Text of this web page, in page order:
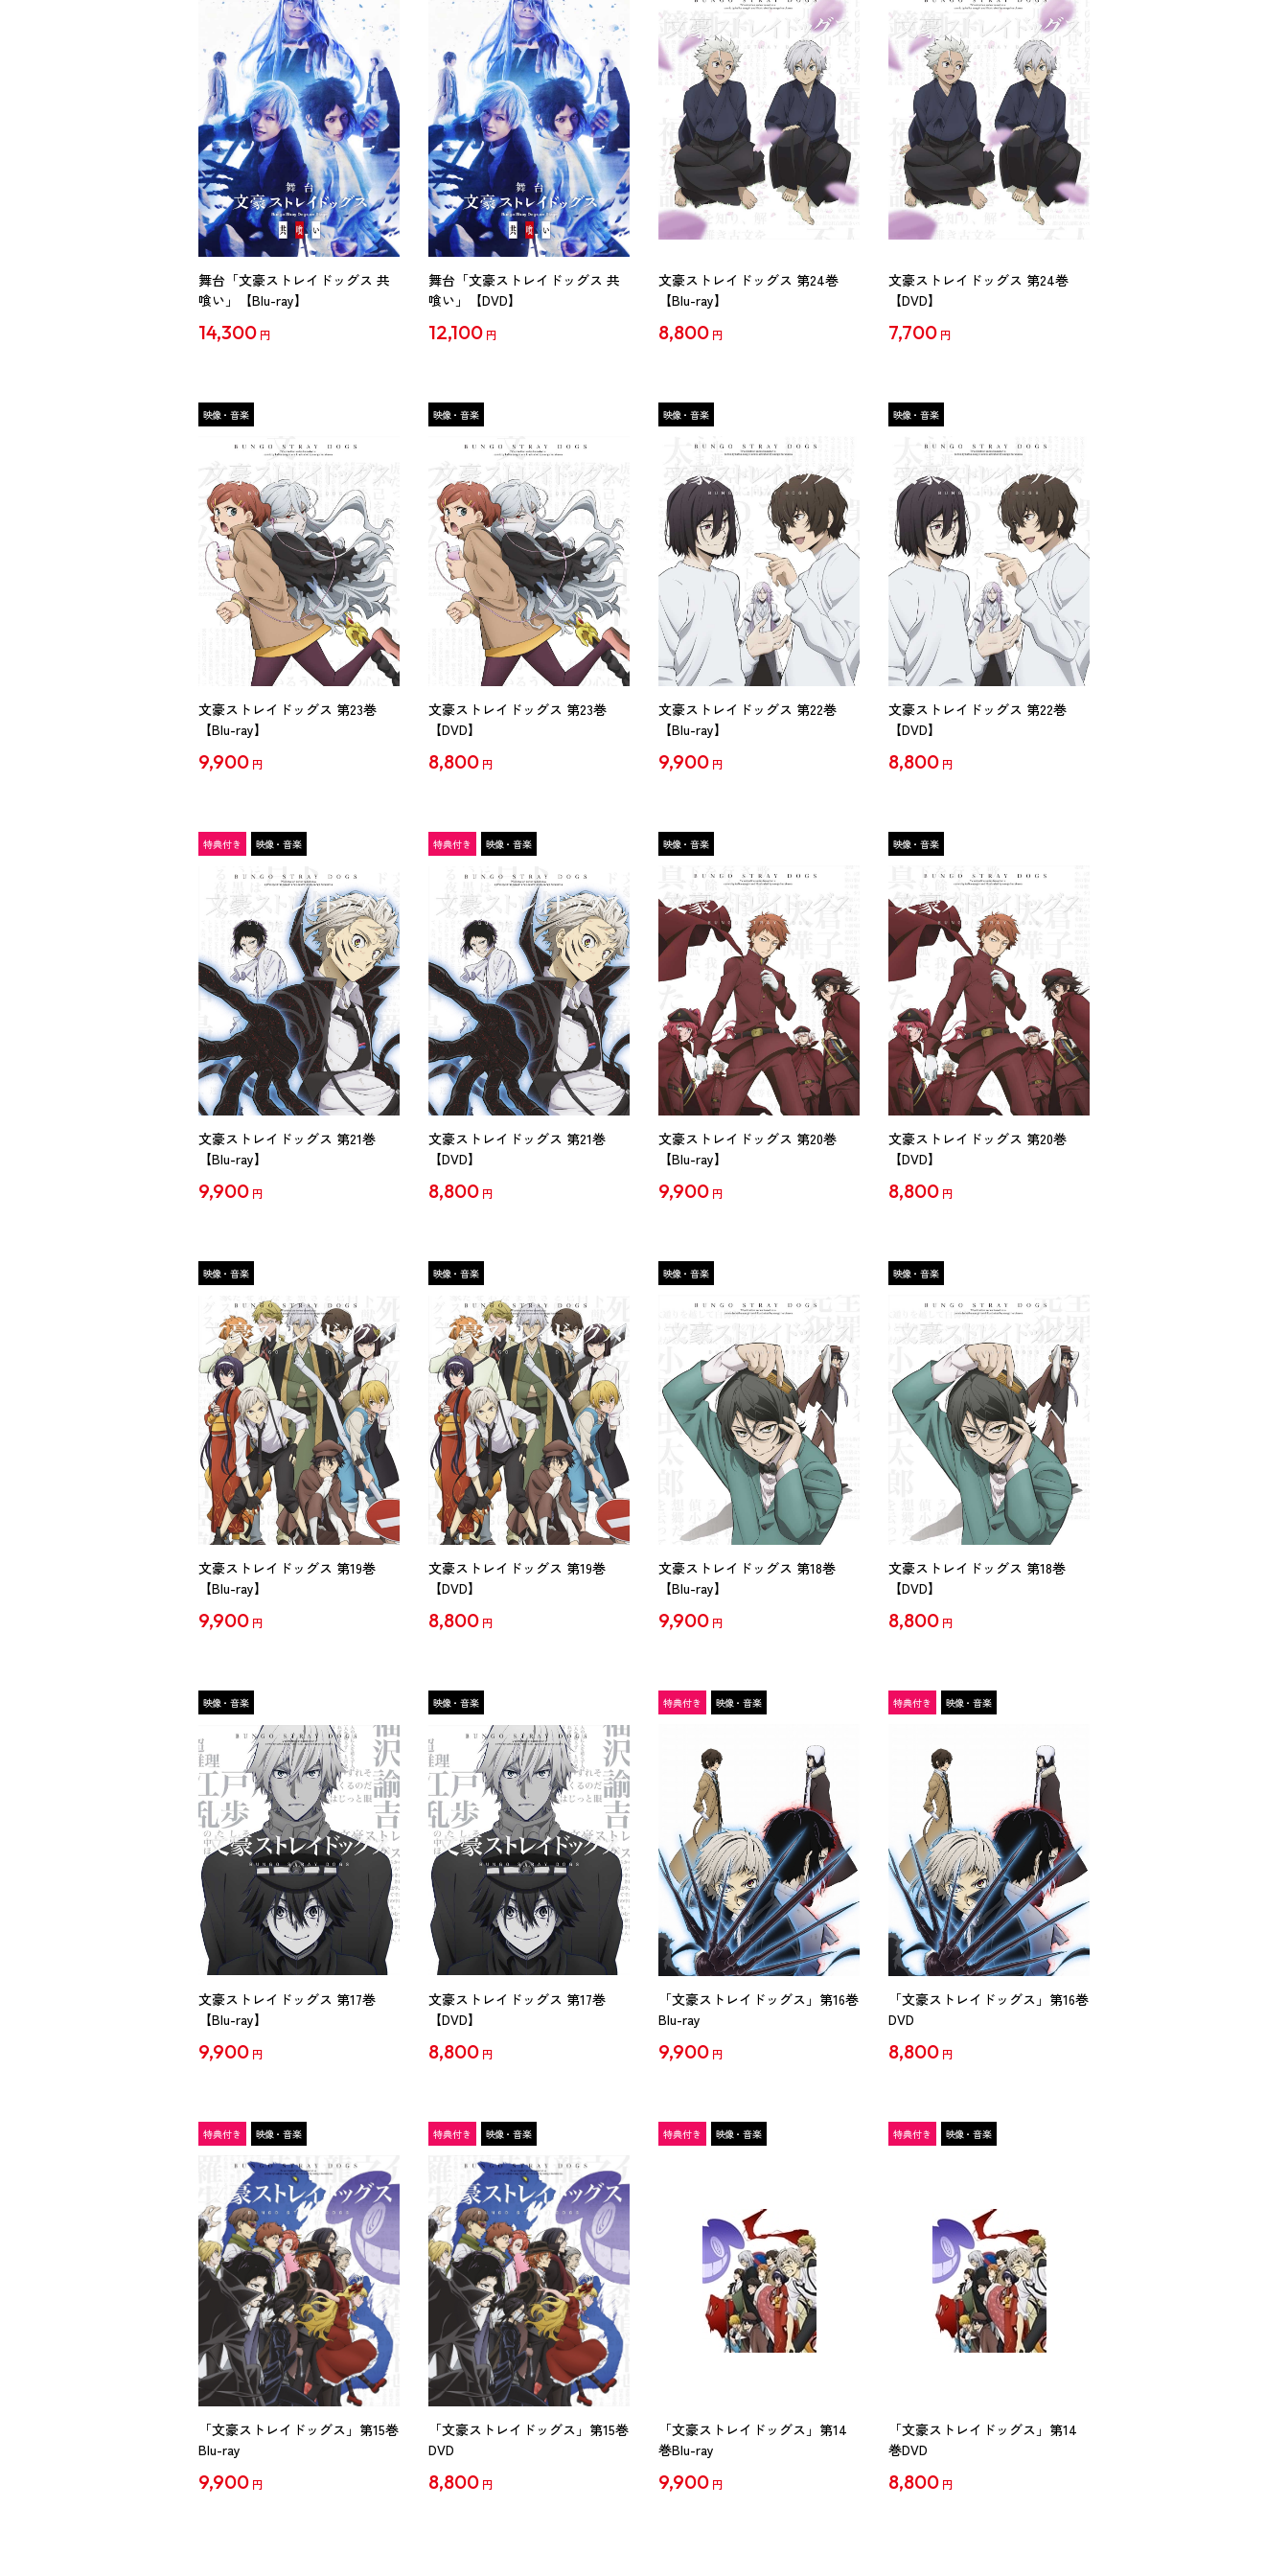
舞台「文豪ストレイドッグス 共
喰い」【Blu-ray】
14,300 円
舞台「文豪ストレイドッグス 共
喰い」【DVD】
12,100 円
文豪ストレイドッグス 第24巻
【Blu-ray】
8,800 円
文豪ストレイドッグス 第24巻
【DVD】
7,700 円
文豪ストレイドッグス 第23巻
【Blu-ray】
9,900 円
文豪ストレイドッグス 第23巻
【DVD】
8,800 円
文豪ストレイドッグス 第22巻
【Blu-ray】
9,900 円
文豪ストレイドッグス 第22巻
【DVD】
8,800 円
文豪ストレイドッグス 第21巻
【Blu-ray】
9,900 円
文豪ストレイドッグス 第21巻
【DVD】
8,800 円
文豪ストレイドッグス 第20巻
【Blu-ray】
9,900 円
文豪ストレイドッグス 第20巻
【DVD】
8,800 円
文豪ストレイドッグス 第19巻
【Blu-ray】
9,900 円
文豪ストレイドッグス 第19巻
【DVD】
8,800 円
文豪ストレイドッグス 第18巻
【Blu-ray】
9,900 円
文豪ストレイドッグス 第18巻
【DVD】
8,800 円
文豪ストレイドッグス 第17巻
【Blu-ray】
9,900 円
文豪ストレイドッグス 第17巻
【DVD】
8,800 円
「文豪ストレイドッグス」第16巻
Blu-ray
9,900 円
「文豪ストレイドッグス」第16巻
DVD
8,800 円
「文豪ストレイドッグス」第15巻
Blu-ray
9,900 円
「文豪ストレイドッグス」第15巻
DVD
8,800 円
「文豪ストレイドッグス」第14
巻Blu-ray
9,900 円
「文豪ストレイドッグス」第14
巻DVD
8,800 円